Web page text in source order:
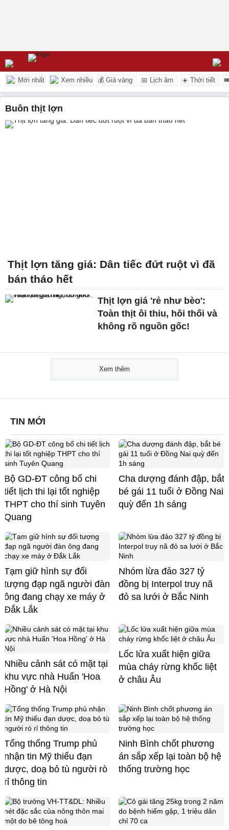
Mới nhất Xem nhiều 💰 Giá vàng 📅 Lịch âm ☀️ Thời tiết
buôn thịt lợn
Thịt lợn tăng giá: Dân tiếc đứt ruột vì đã
bán tháo hết
Thịt lợn giá 'rẻ như bèo':
Toàn thịt ôi thiu, hôi thối và
không rõ nguồn gốc!
Xem thêm
TIN MỚI
Bộ GD-ĐT công bố chi
tiết lịch thi lại tốt nghiệp
THPT cho thí sinh Tuyên
Quang
Cha dượng đánh đập, bắt
bé gái 11 tuổi ở Đồng Nai
quỳ đến 1h sáng
Tạm giữ hình sự đối
tượng đạp ngã người đàn
ông đang chạy xe máy ở
Đắk Lắk
Nhóm lừa đảo 327 tỷ
đồng bị Interpol truy nã
đỏ sa lưới ở Bắc Ninh
Nhiều cảnh sát có mặt tại
khu vực nhà Huấn 'Hoa
Hồng' ở Hà Nội
Lốc lửa xuất hiện giữa
mùa cháy rừng khốc liệt
ở châu Âu
Tổng thống Trump phủ
nhận tin Mỹ thiếu đạn
dược, doạ bỏ tù người rò
rỉ thông tin
Ninh Bình chốt phương
án sắp xếp lại toàn bộ hệ
thống trường học